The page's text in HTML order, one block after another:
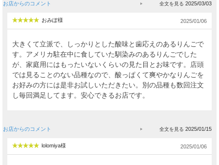
お店からのコメント 2025/03/03
おみぽ様 2025/01/06
大きくて立派で、しっかりとした酸味と歯応えのあるりんごで
す。アメリカ駐在中に食していた馴染みのあるりんごでした
が、家庭用にはもったいないくらいの見た目とお味です。店頭
では見ることのない品種なので、酸っぱくて爽やかなりんごを
お好みの方には是非お試しいただきたい。別の品種も数回注文
し毎回満足してます。安心できるお店です。
お店からのコメント 2025/01/15
lolomiya様 2025/01/06